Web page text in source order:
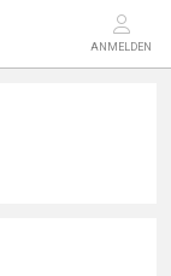
ANMELDEN